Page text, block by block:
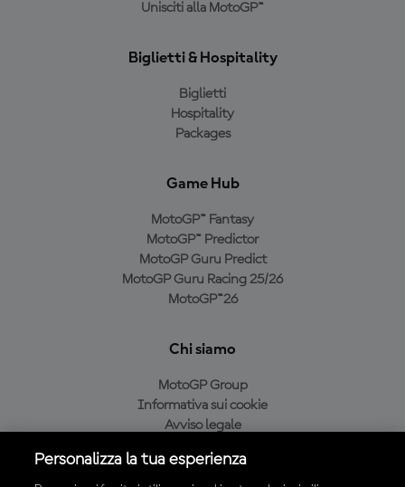
Unisciti alla MotoGP™
Biglietti & Hospitality
Biglietti
Hospitality
Packages
Game Hub
MotoGP™ Fantasy
MotoGP™ Predictor
MotoGP Guru Predict
MotoGP Guru Racing 25/26
MotoGP™26
Chi siamo
MotoGP Group
Informativa sui cookie
Avviso legale
Condizioni di acquisto
Personalizza la tua esperienza